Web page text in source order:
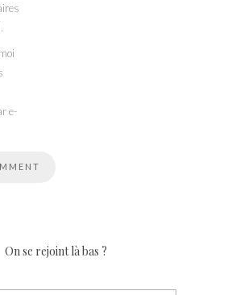
e-
On se rejoint là bas ?